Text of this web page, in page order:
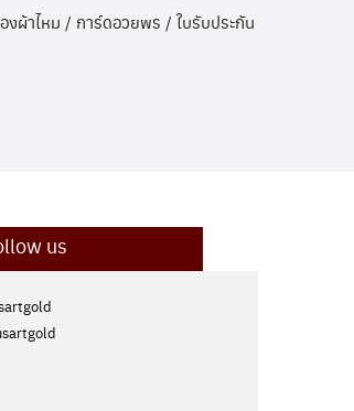
งผ้าไหม / การ์ดอวยพร / ใบรับประกัน
us